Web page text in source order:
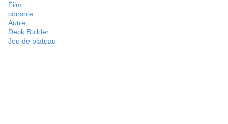
Film
console
Autre
Deck Builder
Jeu de plateau